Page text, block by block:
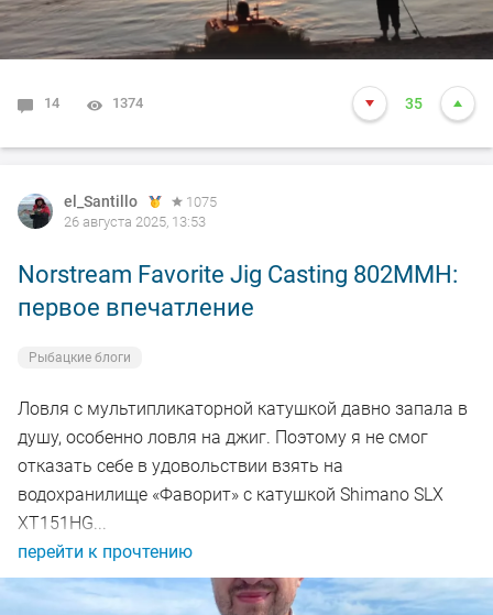
14 1374 35
el_Santillo
1075
26 августа 2025, 13:53
Norstream Favorite Jig Casting 802MMH:
первое впечатление
Рыбацкие блоги
Ловля с мультипликаторной катушкой давно запала в
душу, особенно ловля на джиг. Поэтому я не смог
отказать себе в удовольствии взять на
водохранилище «Фаворит» с катушкой Shimano SLX
XT151HG...
перейти к прочтению